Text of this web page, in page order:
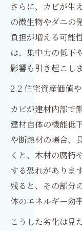
さらに、カビが生
の微生物やダニの
負担が増える可能
は、集中力の低下
影響も引き起こしま
2.2 住宅資産価値
カビが建材内部で
建材自体の機能低
や断熱材の場合、
くと、木材の腐朽
する恐れがありま
残ると、その部分
体のエネルギー効
こうした劣化は見